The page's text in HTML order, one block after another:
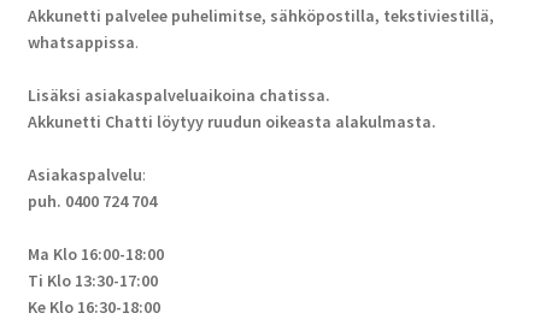
Akkunetti palvelee puhelimitse, sähköpostilla, tekstiviestillä,
whatsappissa.
Lisäksi asiakaspalveluaikoina chatissa.
Akkunetti Chatti löytyy ruudun oikeasta alakulmasta.
Asiakaspalvelu:
puh. 0400 724 704
Ma Klo 16:00-18:00
Ti Klo 13:30-17:00
Ke Klo 16:30-18:00